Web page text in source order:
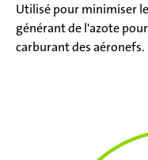
Utilisé pour minimiser
générant de l'azote
carburant des aéronefs.